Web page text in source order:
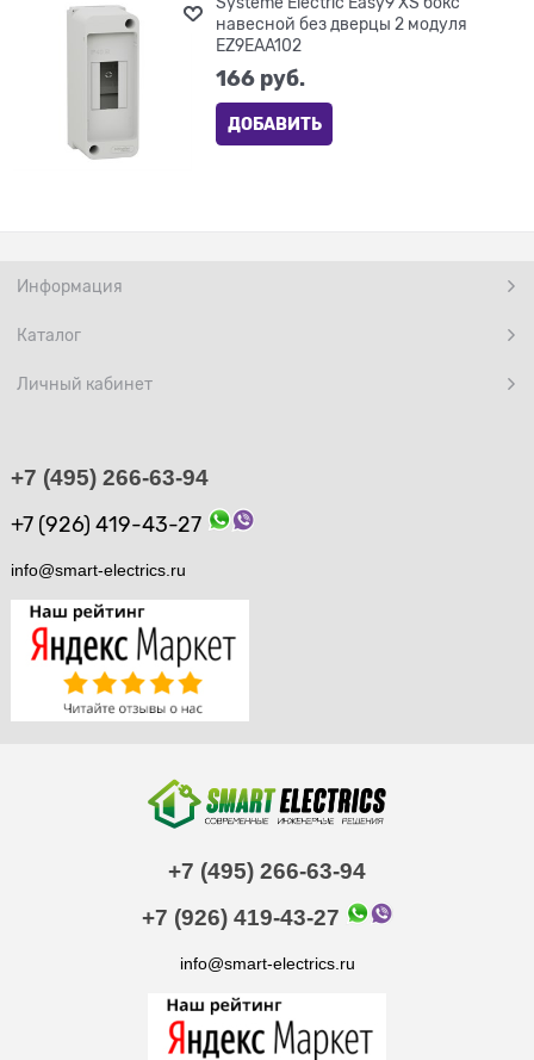
навесной без дверцы 2 модуля
EZ9EAA102
166 руб.
ДОБАВИТЬ
Информация
Каталог
Личный кабинет
+7 (495) 266-63-94
+7 (926) 419-43-27
info@smart-electrics.ru
+7 (495) 266-63-94
+7 (926) 419-43-27
info@smart-electrics.ru